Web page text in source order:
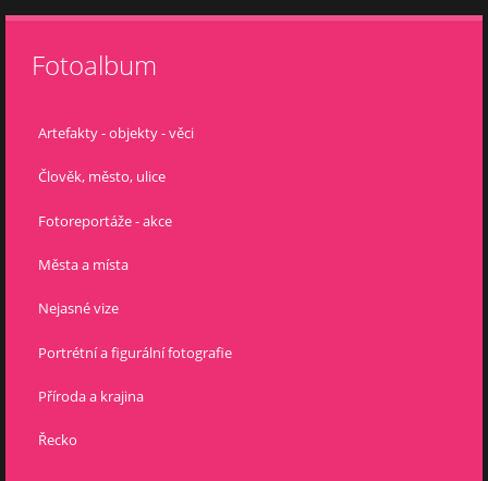
Fotoalbum
Artefakty - objekty - věci
Člověk, město, ulice
Fotoreportáže - akce
Města a místa
Nejasné vize
Portrétní a figurální fotografie
Příroda a krajina
Řecko